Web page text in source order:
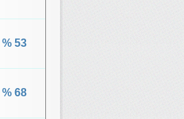
% 53
% 68